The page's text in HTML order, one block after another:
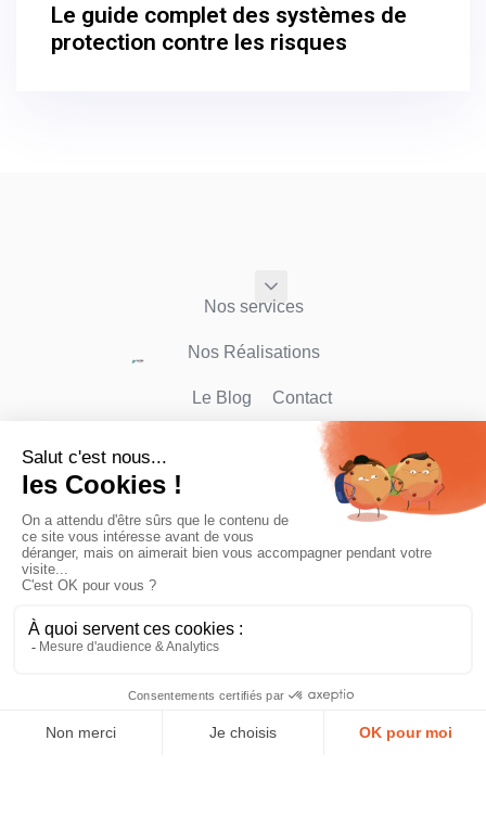
Le guide complet des systèmes de
protection contre les risques
Nos services
Nos Réalisations
Le Blog Contact
installation et
domaine de la
sécurité incendie.